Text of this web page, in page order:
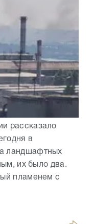
рассказало
в
ландшафтных
их было два.
пламенем с